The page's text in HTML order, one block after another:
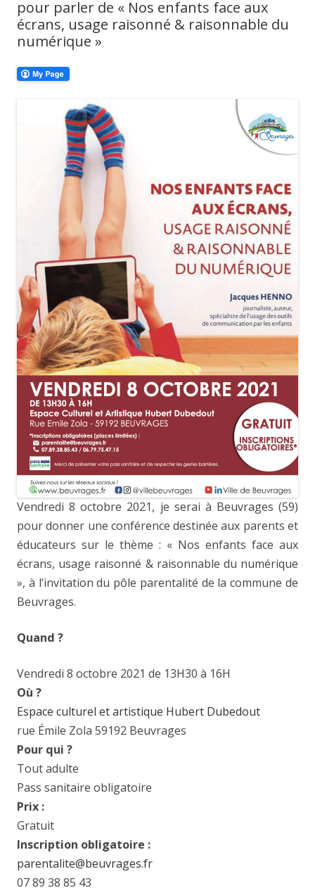
pour parler de « Nos enfants face aux
écrans, usage raisonné & raisonnable du
numérique »
Vendredi 8 octobre 2021, je serai à Beuvrages (59)
pour donner une conférence destinée aux parents et
éducateurs sur le thème : « Nos enfants face aux
écrans, usage raisonné & raisonnable du numérique
», à l’invitation du pôle parentalité de la commune de
Beuvrages.
Quand ?
Vendredi 8 octobre 2021 de 13H30 à 16H
Où ?
Espace culturel et artistique Hubert Dubedout
rue Émile Zola 59192 Beuvrages
Pour qui ?
Tout adulte
Pass sanitaire obligatoire
Prix :
Gratuit
Inscription obligatoire :
parentalite@beuvrages.fr
07 89 38 85 43